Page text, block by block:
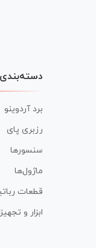
برد آردوینو
رزبری پای
سنسورها
ماژول‌ها
قطعات
ابزار و